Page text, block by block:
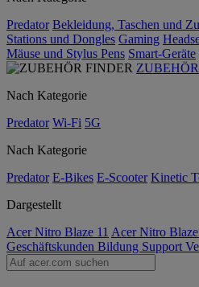
Predator Bekleidung, Taschen und
Stations und Dongles Gaming
Mäuse und Stylus Pens Smart-Geräte
Nach Kategorie
Predator Wi-Fi 5G
Nach Kategorie
Predator E-Bikes E-Scooter Kinetic
Dargestellt
Acer Nitro Blaze 11 Acer Nitro
Geschäftskunden Bildung Support